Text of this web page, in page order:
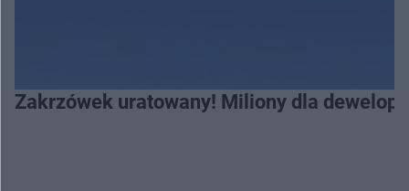
Zakrzówek uratowany! Miliony dla